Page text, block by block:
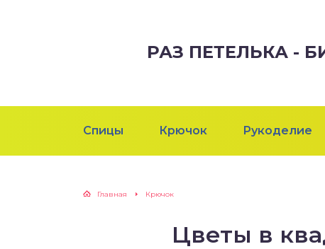
РАЗ ПЕТЕЛЬКА -
Спицы Крючок Рукоделие
Главная Крючок
Цветы в